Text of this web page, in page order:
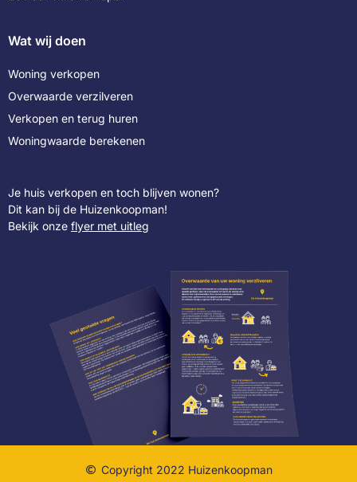
Wat wij doen
Woning verkopen
Overwaarde verzilveren
Verkopen en terug huren
Woningwaarde berekenen
Je huis verkopen en toch blijven wonen?
Dit kan bij de Huizenkoopman!
Bekijk onze flyer met uitleg
Copyright 2022 Huizenkoopman